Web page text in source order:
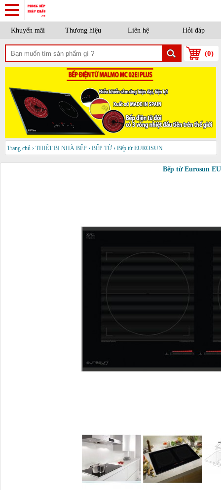
Khuyến mãi Thương hiệu Liên hệ Hỏi đáp
(0)
Trang chủ › THIẾT BỊ NHÀ BẾP › BẾP TỪ › Bếp từ EUROSUN
Bếp từ Eurosun